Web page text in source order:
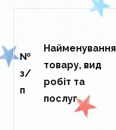
№
з/
п
Найменування
товару, вид
робіт та
послуг